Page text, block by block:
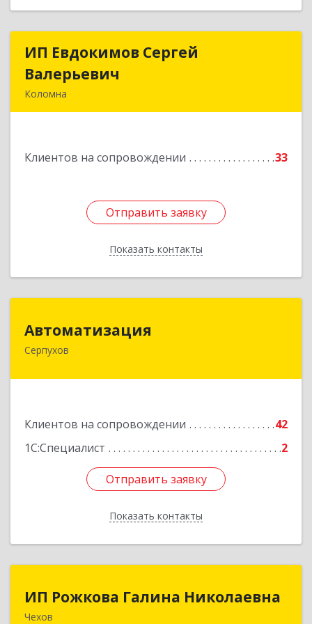
ИП Евдокимов Сергей
Валерьевич
Коломна
Клиентов на сопровождении 33
Отправить заявку
Показать контакты
ИП Евдокимов Сергей
Подробнее
Отправить заявку
Назад
Автоматизация
Серпухов
Клиентов на сопровождении
42
1С:Специалист
2
Отправить заявку
Показать контакты
Отправить заявку
Назад
ИП Рожкова Галина Николаевна
Чехов
142306, Московская обл, Чеховский р-н, Чехов